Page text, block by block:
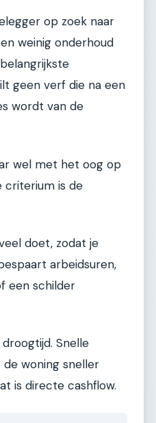
op zoek naar
weinig onderhoud
geen verf die na een
wordt van de
wel met het oog op
criterium is de
doet, zodat je
arbeidsuren,
een schilder
Snelle
woning sneller
is directe cashflow.